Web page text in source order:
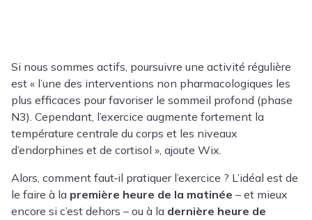
Si nous sommes actifs, poursuivre une activité régulière
est « l’une des interventions non pharmacologiques les
plus efficaces pour favoriser le sommeil profond (phase
N3). Cependant, l’exercice augmente fortement la
température centrale du corps et les niveaux
d’endorphines et de cortisol », ajoute Wix.
Alors, comment faut‑il pratiquer l’exercice ? L’idéal est de
le faire à la première heure de la matinée – et mieux
encore si c’est dehors – ou à la dernière heure de